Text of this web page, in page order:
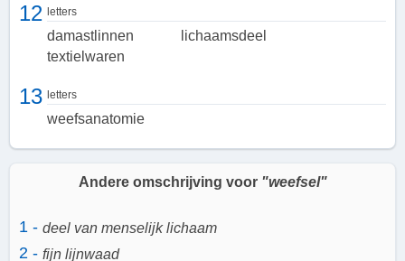
12 letters
damastlinnen
lichaamsdeel
textielwaren
13 letters
weefsanatomie
Andere omschrijving voor "weefsel"
1 - deel van menselijk lichaam
2 - fijn lijnwaad